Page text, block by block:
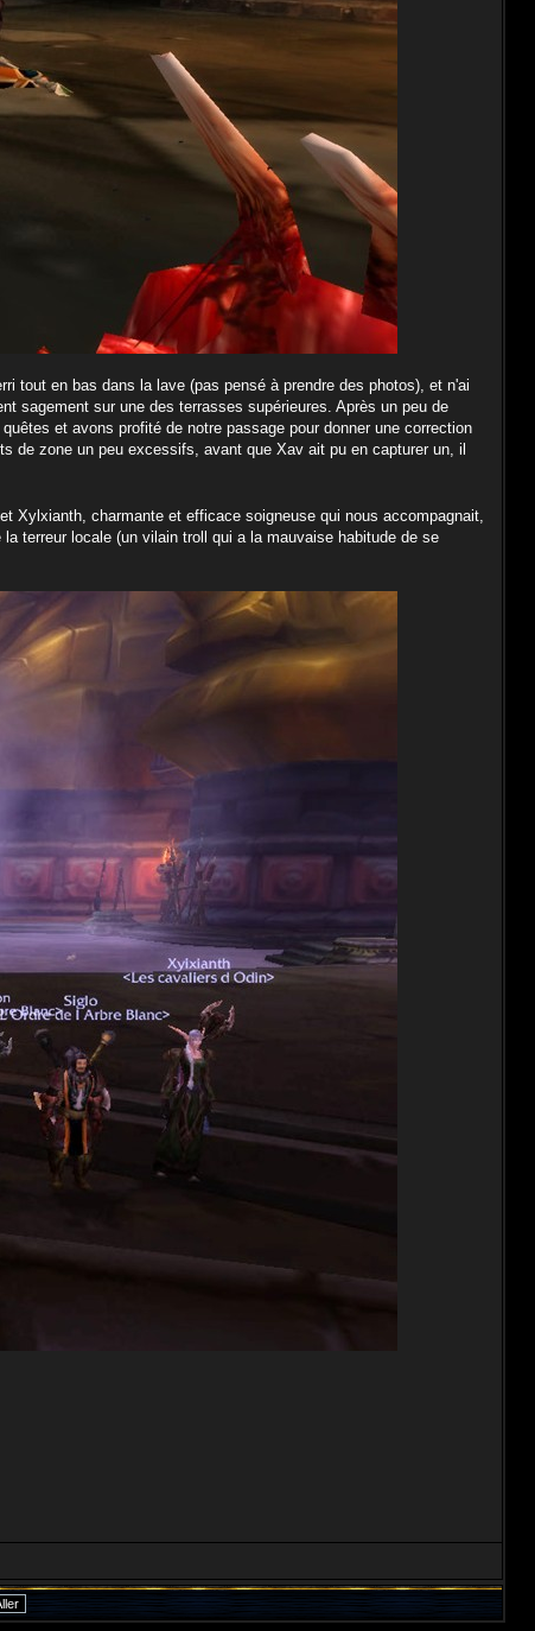
tout en bas dans la lave (pas pensé à prendre des photos), et n'ai
sagement sur une des terrasses supérieures. Après un peu de
et avons profité de notre passage pour donner une correction
de zone un peu excessifs, avant que Xav ait pu en capturer un, il
Xylxianth, charmante et efficace soigneuse qui nous accompagnait,
terreur locale (un vilain troll qui a la mauvaise habitude de se